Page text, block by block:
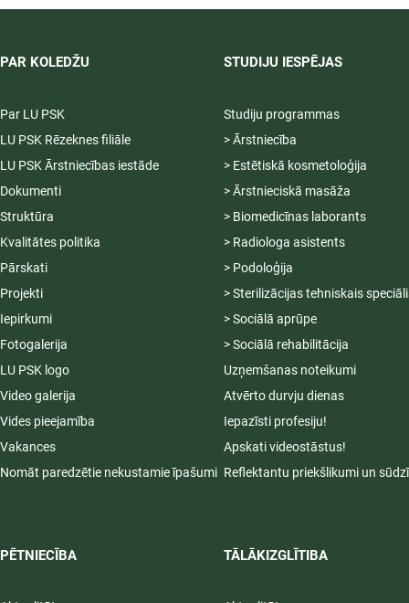
PAR KOLEDŽU
Par LU PSK
LU PSK Rēzeknes filiāle
LU PSK Ārstniecības iestāde
Dokumenti
Struktūra
Kvalitātes politika
Pārskati
Projekti
Iepirkumi
Fotogalerija
LU PSK logo
Video galerija
Vides pieejamība
Vakances
Nomāt paredzētie nekustamie īpašumi
PĒTNIECĪBA
STUDIJU IESPĒJAS
Studiju programmas
> Ārstniecība
> Estētiskā kosmetoloģija
> Ārstnieciskā masāža
> Biomedicīnas laborants
> Radiologa asistents
> Podoloģija
> Sterilizācijas tehniskais
> Sociālā aprūpe
> Sociālā rehabilitācija
Uzņemšanas noteikumi
Atvērto durvju dienas
Iepazīsti profesiju!
Apskati videostāstus!
Reflektantu priekšlikumi un
TĀLĀKIZGLĪTIBA